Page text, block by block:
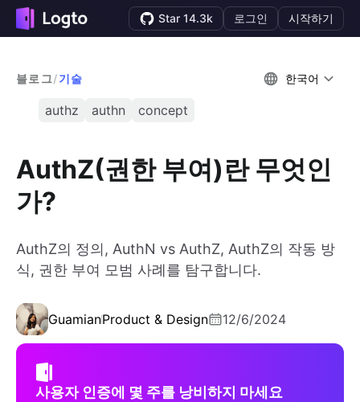
Star 14.3k 로그인 시작하기
블로그/기술 한국어
authz authn concept
AuthZ(권한 부여)란 무엇인
가?
AuthZ의 정의, AuthN vs AuthZ, AuthZ의 작동 방
식, 권한 부여 모범 사례를 탐구합니다.
GuamianProduct & Design 12/6/2024
사용자 인증에 몇 주를 낭비하지 마세요